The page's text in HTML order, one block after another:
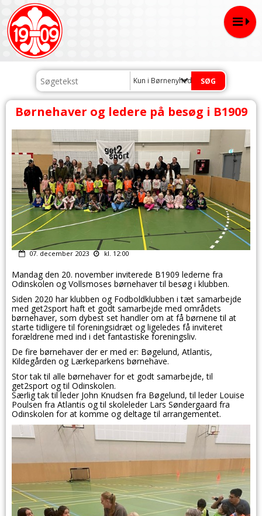
Kun i Børnenyheder
Børnehaver og ledere på besøg i B1909
07. december 2023 kl. 12:00
Mandag den 20. november inviterede B1909 lederne fra
Odinskolen og Vollsmoses børnehaver til besøg i klubben.
Siden 2020 har klubben og Fodboldklubben i tæt samarbejde
med get2sport haft et godt samarbejde med områdets
børnehaver, som dybest set handler om at få børnene til at
starte tidligere til foreningsidræt og ligeledes få inviteret
forældrene med ind i det fantastiske foreningsliv.
De fire børnehaver der er med er: Bøgelund, Atlantis,
Kildegården og Lærkeparkens børnehave.
Stor tak til alle børnehaver for et godt samarbejde, til
get2sport og til Odinskolen.
Særlig tak til leder John Knudsen fra Bøgelund, til leder Louise
Poulsen fra Atlantis og til skoleleder Lars Søndergaard fra
Odinskolen for at komme og deltage til arrangementet.